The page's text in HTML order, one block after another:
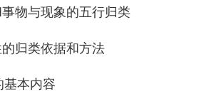
物与现象的五行归类
归类依据和方法
本内容